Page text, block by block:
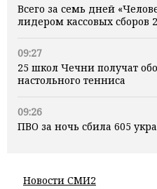
Всего за семь дней
лидером кассовых сборов
09:27
25 школ Чечни получат
настольного тенниса
09:26
ПВО за ночь сбила 605
Новости СМИ2